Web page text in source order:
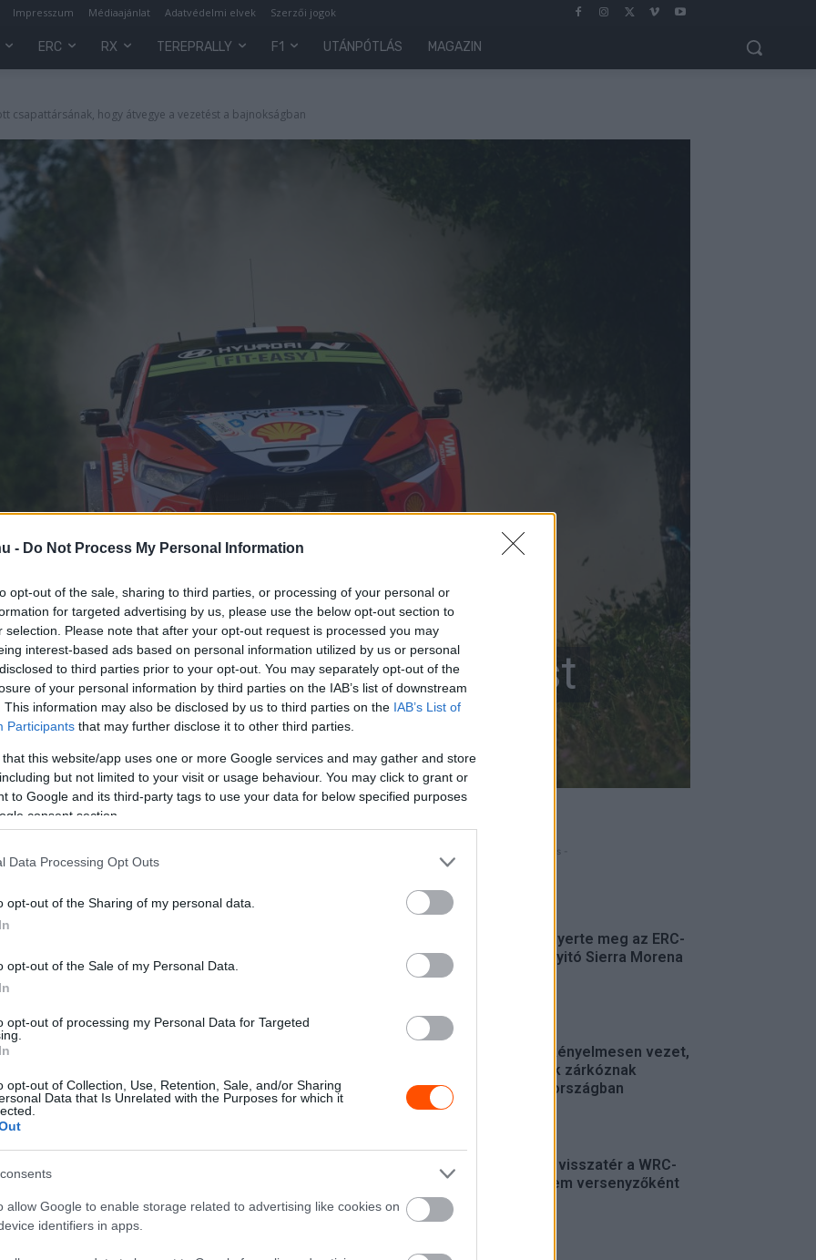
- Do Not Process My Personal Information
opt-out of the sale, sharing to third parties, or processing of your personal or
for targeted advertising by us, please use the below opt-out section to
selection. Please note that after your opt-out request is processed you may
interest-based ads based on personal information utilized by us or personal
to third parties prior to your opt-out. You may separately opt-out of the
of your personal information by third parties on the IAB’s list of downstream
This information may also be disclosed by us to third parties on the IAB’s List of
Participants that may further disclose it to other third parties.
that this website/app uses one or more Google services and may gather and store
but not limited to your visit or usage behaviour. You may click to grant or
to Google and its third-party tags to use your data for below specified purposes
consent section.
Data Processing Opt Outs
opt-out of the Sharing of my personal data.
opt-out of the Sale of my Personal Data.
opt-out of processing my Personal Data for Targeted
opt-out of Collection, Use, Retention, Sale, and/or Sharing
Data that Is Unrelated with the Purposes for which it
allow Google to enable storage related to advertising like cookies on
identifiers in apps.
Impresszum Médiaajánlat Adatvédelmi elvek Szerzői jogok
ERC RX TEREPRALLY F1 UTÁNPÓTLÁS MAGAZIN
csapattársának, hogy átvegye a vezetést a bajnokságban
hogy segíteni tudott
hogy átvegye a vezetést
X Pinterest WhatsApp
az igazán erős szereplésre az Észt
is segíteni tudott Ott Tanaknak, hogy átvegye a
Észtországban, mivel tavaly az M-Sport
pályákon, a vb nyolcadik futamára pedig az
küzdött, ezért nagyobb hátrányba került, ami
ennek is örülhetett, hiszen vasárnap reggel egy
Végül pedig a sérült autóval is képes volt Elfyn
adódott átvenni a bajnokság vezető helyét, amit
- Hirdetés -
FRISS
Suárez nyerte meg az ERC-
szezonnyitó Sierra Morena
Suárez kényelmesen vezet,
Németék zárkóznak
Spanyolországban
Munster visszatér a WRC-
be, de nem versenyzőként